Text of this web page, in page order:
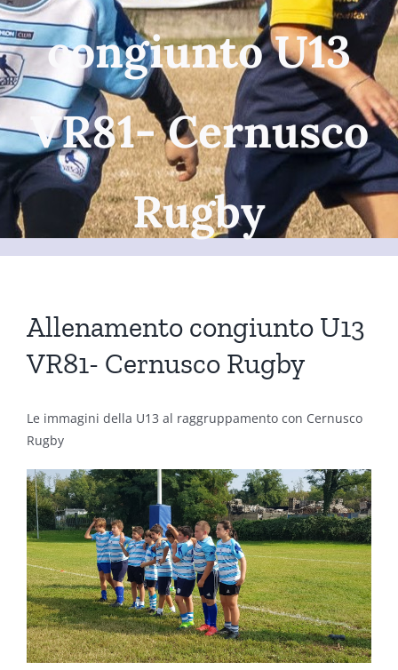
congiunto U13
VR81- Cernusco
Rugby
Allenamento congiunto U13
VR81- Cernusco Rugby
Le immagini della U13 al raggruppamento con Cernusco
Rugby